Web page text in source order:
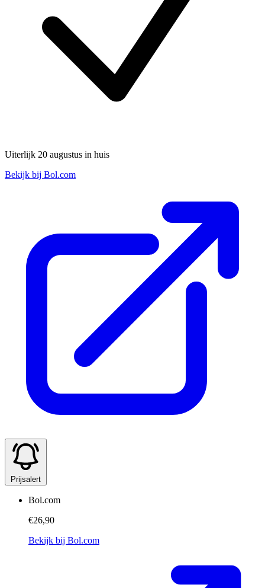
Uiterlijk 20 augustus in huis
Bekijk bij Bol.com
Prijsalert
Bol.com
€26,90
Bekijk bij Bol.com